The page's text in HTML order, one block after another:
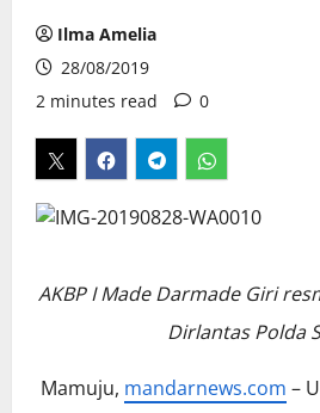
Ilma Amelia
28/08/2019
2 minutes read
0
AKBP I Made Darmade Giri
Dirlantas Polda
Mamuju, mandarnews.com –